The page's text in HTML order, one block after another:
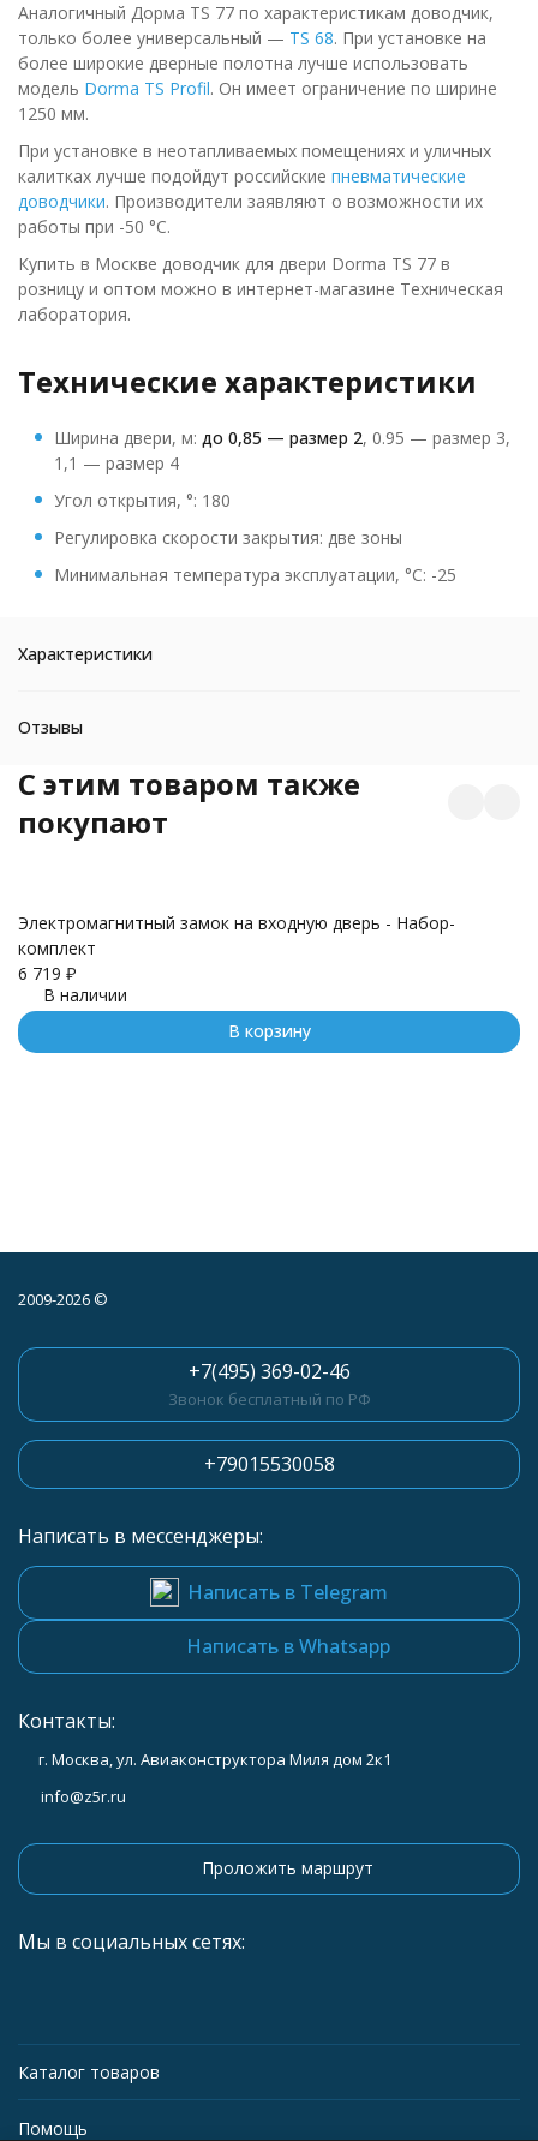
Аналогичный Дорма TS 77 по характеристикам доводчик,
только более универсальный — TS 68. При установке на
более широкие дверные полотна лучше использовать
модель Dorma TS Profil. Он имеет ограничение по ширине
1250 мм.
При установке в неотапливаемых помещениях и уличных
калитках лучше подойдут российские пневматические
доводчики. Производители заявляют о возможности их
работы при -50 °C.
Купить в Москве доводчик для двери Dorma TS 77 в
розницу и оптом можно в интернет-магазине Техническая
лаборатория.
Технические характеристики
Ширина двери, м: до 0,85 — размер 2, 0.95 — размер 3,
1,1 — размер 4
Угол открытия, °: 180
Регулировка скорости закрытия: две зоны
Минимальная температура эксплуатации, °C: -25
Характеристики
Отзывы
C этим товаром также
покупают
Электромагнитный замок на входную дверь - Набор-
комплект
6 719 ₽
В наличии
В корзину
2009-2026 ©
+7(495) 369-02-46
Звонок бесплатный по РФ
+79015530058
Написать в мессенджеры:
Написать в Telegram
Написать в Whatsapp
Контакты:
г. Москва, ул. Авиаконструктора Миля дом 2к1
info@z5r.ru
Проложить маршрут
Мы в социальных сетях:
Каталог товаров
Помощь